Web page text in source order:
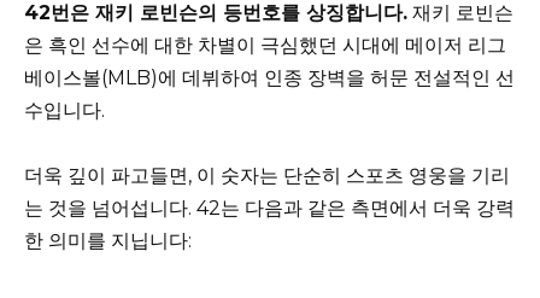
42번은 재키 로빈슨의 등번호를 상징합니다. 재키 로빈슨
은 흑인 선수에 대한 차별이 극심했던 시대에 메이저 리그
베이스볼(MLB)에 데뷔하여 인종 장벽을 허문 전설적인 선
수입니다.
더욱 깊이 파고들면, 이 숫자는 단순히 스포츠 영웅을 기리
는 것을 넘어섭니다. 42는 다음과 같은 측면에서 더욱 강력
한 의미를 지닙니다: